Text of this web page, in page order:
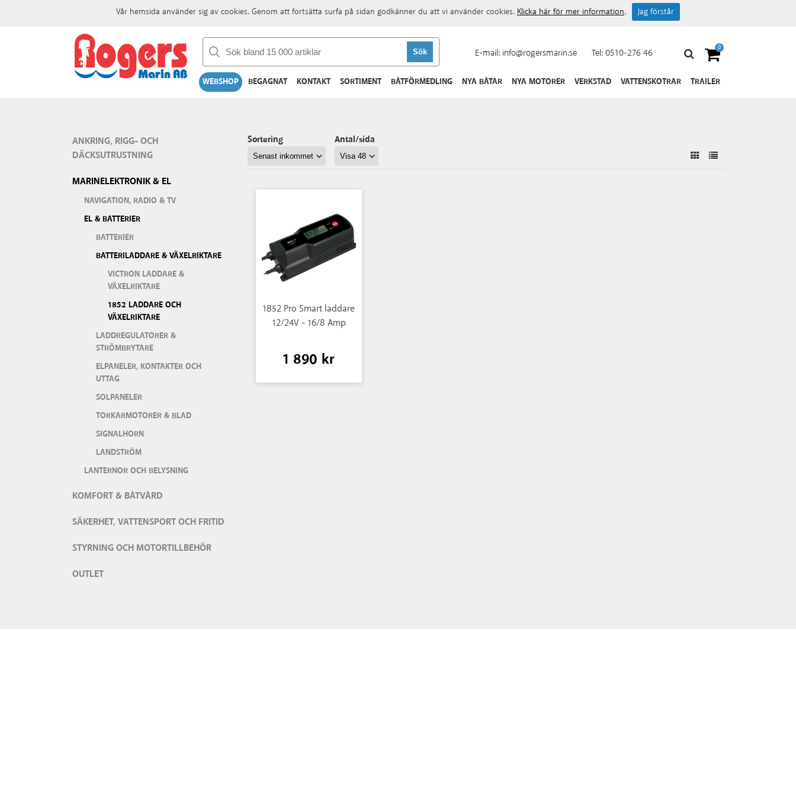
E-mail: info@rogersmarin.se Tel:0510-276 46 0
WEBSHOP BEGAGNAT KONTAKT SORTIMENT BÅTFÖRMEDLING NYA BÅTAR NYA MOTORER VERKSTAD VATTENSKOTRAR TRAILER
ANKRING, RIGG- OCH
DÄCKSUTRUSTNING
MARINELEKTRONIK & EL
NAVIGATION, RADIO & TV
EL & BATTERIER
BATTERIER
BATTERILADDARE & VÄXELRIKTARE
VICTRON LADDARE &
VÄXELRIKTARE
1852 LADDARE OCH
VÄXELRIKTARE
LADDREGULATORER &
STRÖMBRYTARE
ELPANELER, KONTAKTER OCH
UTTAG
SOLPANELER
TORKARMOTORER & BLAD
SIGNALHORN
LANDSTRÖM
LANTERNOR OCH BELYSNING
KOMFORT & BÅTVÅRD
SÄKERHET, VATTENSPORT OCH FRITID
STYRNING OCH MOTORTILLBEHÖR
OUTLET
Sortering Antal/sida
1852 Pro Smart laddare
12/24V - 16/8 Amp
1 890 kr
Vår hemsida använder sig av cookies. Genom att fortsätta surfa på sidan godkänner du att vi använder cookies. Klicka här för mer information. Jag förstår